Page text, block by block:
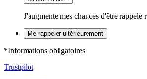
J'augmente mes chances d'être rappelé
Me rappeler ultérieurement
*Informations obligatoires
Trustpilot